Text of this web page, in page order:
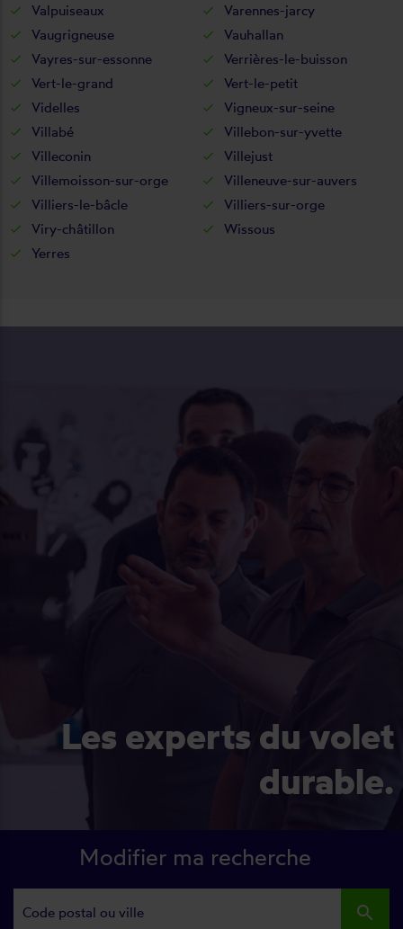
Valpuiseaux
Varennes-jarcy
Vaugrigneuse
Vauhallan
Vayres-sur-essonne
Verrières-le-buisson
Vert-le-grand
Vert-le-petit
Videlles
Vigneux-sur-seine
Villabé
Villebon-sur-yvette
Villeconin
Villejust
Villemoisson-sur-orge
Villeneuve-sur-auvers
Villiers-le-bâcle
Villiers-sur-orge
Viry-châtillon
Wissous
Yerres
Les experts du volet
durable.
Modifier ma recherche
search